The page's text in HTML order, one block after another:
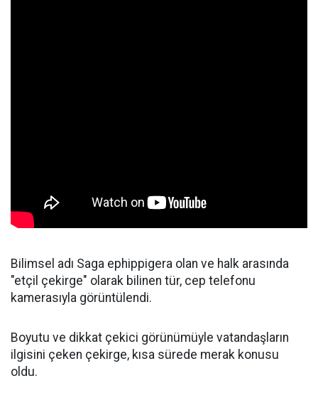
Bilimsel adı Saga ephippigera olan ve halk arasında
"etçil çekirge" olarak bilinen tür, cep telefonu
kamerasıyla görüntülendi.
Boyutu ve dikkat çekici görünümüyle vatandaşların
ilgisini çeken çekirge, kısa sürede merak konusu
oldu.